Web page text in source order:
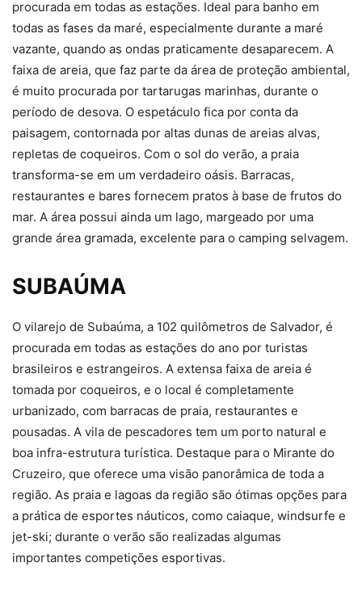
procurada em todas as estações. Ideal para banho em
todas as fases da maré, especialmente durante a maré
vazante, quando as ondas praticamente desaparecem. A
faixa de areia, que faz parte da área de proteção ambiental,
é muito procurada por tartarugas marinhas, durante o
período de desova. O espetáculo fica por conta da
paisagem, contornada por altas dunas de areias alvas,
repletas de coqueiros. Com o sol do verão, a praia
transforma-se em um verdadeiro oásis. Barracas,
restaurantes e bares fornecem pratos à base de frutos do
mar. A área possui ainda um lago, margeado por uma
grande área gramada, excelente para o camping selvagem.
SUBAÚMA
O vilarejo de Subaúma, a 102 quilômetros de Salvador, é
procurada em todas as estações do ano por turistas
brasileiros e estrangeiros. A extensa faixa de areia é
tomada por coqueiros, e o local é completamente
urbanizado, com barracas de praia, restaurantes e
pousadas. A vila de pescadores tem um porto natural e
boa infra-estrutura turística. Destaque para o Mirante do
Cruzeiro, que oferece uma visão panorâmica de toda a
região. As praia e lagoas da região são ótimas opções para
a prática de esportes náuticos, como caiaque, windsurfe e
jet-ski; durante o verão são realizadas algumas
importantes competições esportivas.